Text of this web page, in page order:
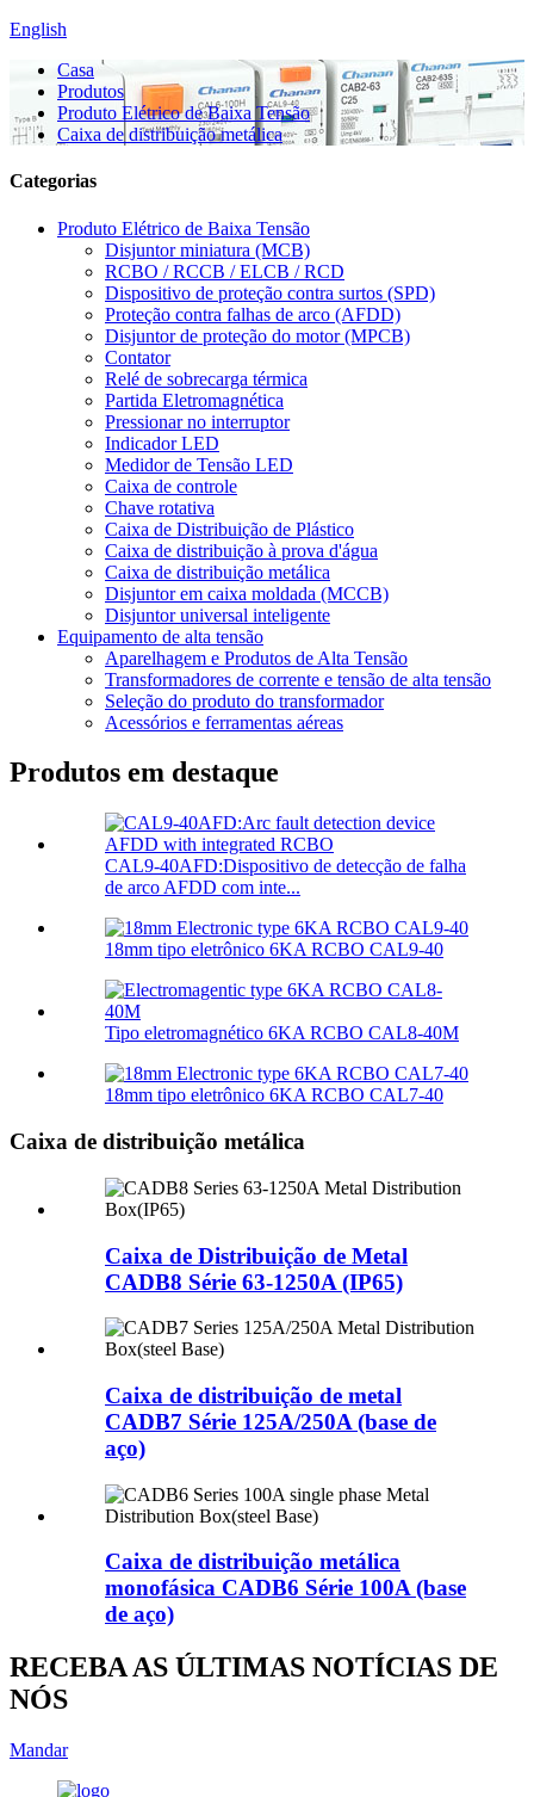
English
Casa
Produtos
Produto Elétrico de Baixa Tensão
Caixa de distribuição metálica
Categorias
Produto Elétrico de Baixa Tensão
Disjuntor miniatura (MCB)
RCBO / RCCB / ELCB / RCD
Dispositivo de proteção contra surtos (SPD)
Proteção contra falhas de arco (AFDD)
Disjuntor de proteção do motor (MPCB)
Contator
Relé de sobrecarga térmica
Partida Eletromagnética
Pressionar no interruptor
Indicador LED
Medidor de Tensão LED
Caixa de controle
Chave rotativa
Caixa de Distribuição de Plástico
Caixa de distribuição à prova d'água
Caixa de distribuição metálica
Disjuntor em caixa moldada (MCCB)
Disjuntor universal inteligente
Equipamento de alta tensão
Aparelhagem e Produtos de Alta Tensão
Transformadores de corrente e tensão de alta tensão
Seleção do produto do transformador
Acessórios e ferramentas aéreas
Produtos em destaque
CAL9-40AFD:Dispositivo de detecção de falha
de arco AFDD com inte...
18mm tipo eletrônico 6KA RCBO CAL9-40
Tipo eletromagnético 6KA RCBO CAL8-40M
18mm tipo eletrônico 6KA RCBO CAL7-40
Caixa de distribuição metálica
Caixa de Distribuição de Metal
CADB8 Série 63-1250A (IP65)
Caixa de distribuição de metal
CADB7 Série 125A/250A (base de
aço)
Caixa de distribuição metálica
monofásica CADB6 Série 100A (base
de aço)
RECEBA AS ÚLTIMAS NOTÍCIAS DE
NÓS
Mandar